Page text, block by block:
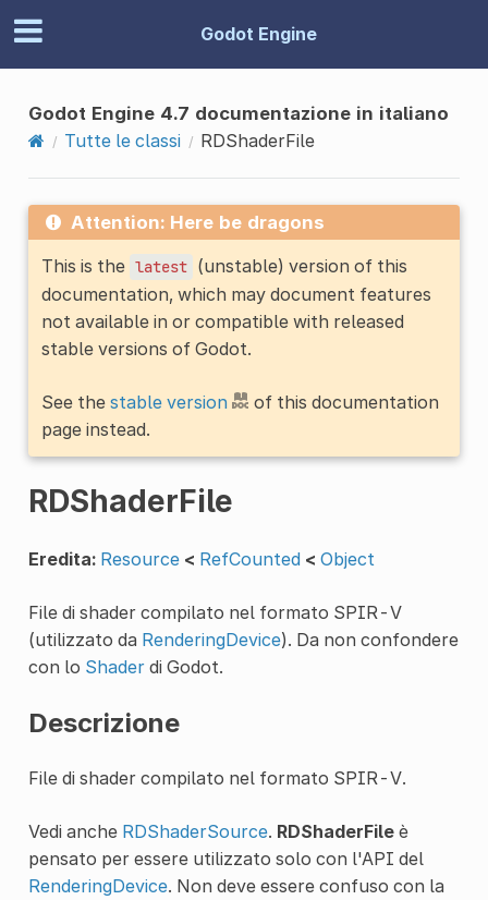
Godot Engine
Godot Engine 4.7 documentazione in italiano
Tutte le classi
RDShaderFile
Attention: Here be dragons
This is the latest (unstable) version of this
documentation, which may document features
not available in or compatible with released
stable versions of Godot.
See the stable version
of this documentation
page instead.
RDShaderFile
Eredita: Resource < RefCounted < Object
File di shader compilato nel formato SPIR-V
(utilizzato da RenderingDevice). Da non confondere
con lo Shaderdi Godot.
Descrizione
File di shader compilato nel formato SPIR-V.
Vedi anche RDShaderSource. RDShaderFileè
pensato per essere utilizzato solo con l'API del
RenderingDevice. Non deve essere confuso con la